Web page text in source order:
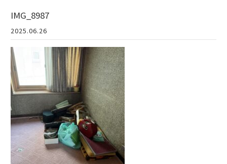
IMG_8987
2025.06.26